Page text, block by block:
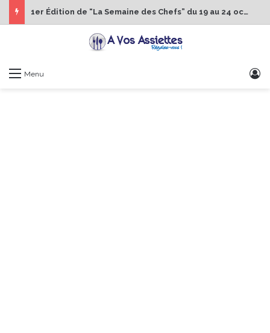
1er Édition de “La Semaine des Chefs” du 19 au 24 octobre 2026
Menu